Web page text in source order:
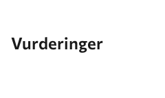
Vurderinger